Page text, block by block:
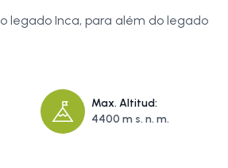
legado Inca, para além do legado
Max. Altitud:
4400 m s. n. m.